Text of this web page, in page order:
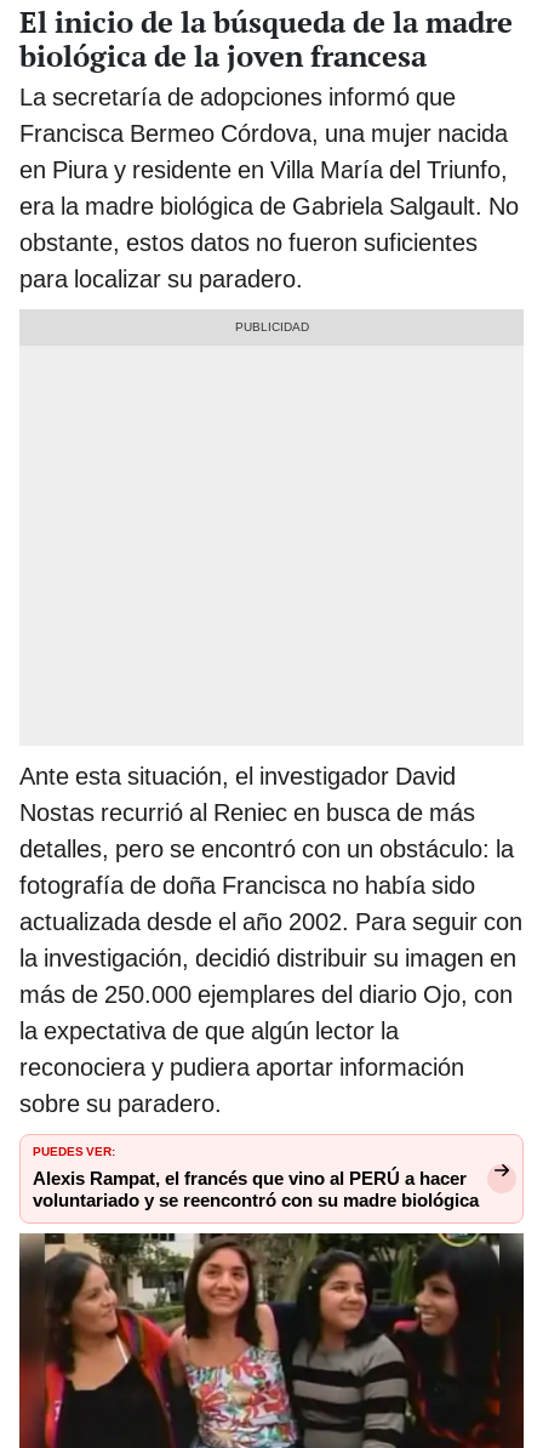
El inicio de la búsqueda de la madre
biológica de la joven francesa
La secretaría de adopciones informó que
Francisca Bermeo Córdova, una mujer nacida
en Piura y residente en Villa María del Triunfo,
era la madre biológica de Gabriela Salgault. No
obstante, estos datos no fueron suficientes
para localizar su paradero.
Ante esta situación, el investigador David
Nostas recurrió al Reniec en busca de más
detalles, pero se encontró con un obstáculo: la
fotografía de doña Francisca no había sido
actualizada desde el año 2002. Para seguir con
la investigación, decidió distribuir su imagen en
más de 250.000 ejemplares del diario Ojo, con
la expectativa de que algún lector la
reconociera y pudiera aportar información
sobre su paradero.
PUEDES VER:
Alexis Rampat, el francés que vino al PERÚ a hacer
voluntariado y se reencontró con su madre biológica